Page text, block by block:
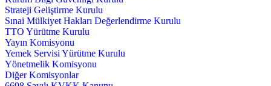
Strateji Geliştirme Kurulu
Sınai Mülkiyet Hakları Değerlendirme Kurulu
TTO Yürütme Kurulu
Yayın Komisyonu
Yemek Servisi Yürütme Kurulu
Yönetmelik Komisyonu
Diğer Komisyonlar